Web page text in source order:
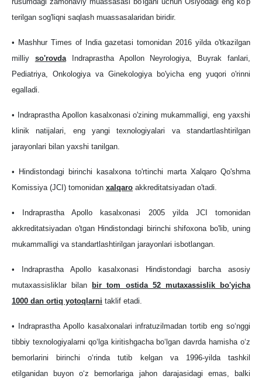
terilgan sog'liqni saqlash muassasalaridan biridir.
• Mashhur Times of India gazetasi tomonidan 2016 yilda o'tkazilgan
milliy so'rovdaIndraprastha Apollon Neyrologiya, Buyrak fanlari,
Pediatriya, Onkologiya va Ginekologiya bo'yicha eng yuqori o'rinni
egalladi.
• Indraprastha Apollon kasalxonasi o'zining mukammalligi, eng yaxshi
klinik natijalari, eng yangi texnologiyalari va standartlashtirilgan
jarayonlari bilan yaxshi tanilgan.
• Hindistondagi birinchi kasalxona to'rtinchi marta Xalqaro Qo'shma
Komissiya (JCI) tomonidan xalqaro akkreditatsiyadan o'tadi.
• Indraprastha Apollo kasalxonasi 2005 yilda JCI tomonidan
akkreditatsiyadan o'tgan Hindistondagi birinchi shifoxona bo'lib, uning
mukammalligi va standartlashtirilgan jarayonlari isbotlangan.
• Indraprastha Apollo kasalxonasi Hindistondagi barcha asosiy
mutaxassisliklar bilan
bir tom ostida 52 mutaxassislik bo'yicha
1000 dan ortiq yotoqlarni taklif etadi.
• Indraprastha Apollo kasalxonalari infratuzilmadan tortib eng soʻnggi
tibbiy texnologiyalarni qoʻlga kiritishgacha boʻlgan davrda hamisha oʻz
bemorlarini birinchi oʻrinda tutib kelgan va 1996-yilda tashkil
etilganidan buyon oʻz bemorlariga jahon darajasidagi emas, balki